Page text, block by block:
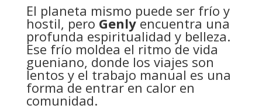
El planeta mismo puede ser frío y
hostil, pero Genlyencuentra una
profunda espiritualidad y belleza.
Ese frío moldea el ritmo de vida
gueniano, donde los viajes son
lentos y el trabajo manual es una
forma de entrar en calor en
comunidad.